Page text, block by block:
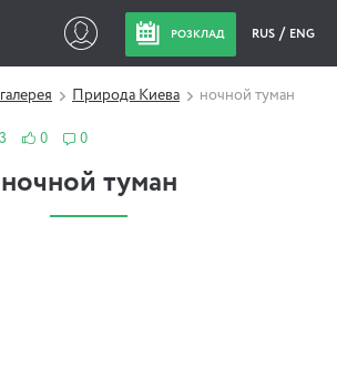
РОЗКЛАД RUS ENG
Природа Киева ночной туман
0 0
ночной туман